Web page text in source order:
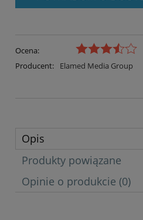
Ocena:
Producent:
Elamed Media Group
Opis
Produkty powiązane
Opinie o produkcie (0)